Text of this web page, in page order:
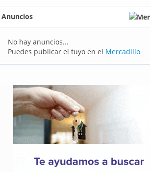
Anuncios
No hay anuncios...
Puedes publicar el tuyo en el Mercadillo